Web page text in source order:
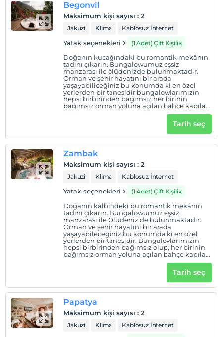
Ölüdeniz ve Kıdrak Plajı'na 3 km. mesafededir.
Haritada Göster
Otel koşulları
En erken saat 14:30 ve sonrası
Evcil Hayvan
Evcil hayvan barınabilir
Sigara
Odalarda sigara içilmez
Tesisimizde 16 yaş altı çocuklar konaklayamaz
Begonvil
Maksimum kişi sayısı : 2
Jakuzi Klima Kablosuz İnternet
Yatak seçenekleri (1 Adet) Çift Kişilik
Doğanın kucağındaki bu romantik mekânın
tadını çıkarın. Bungalowumuz eşsiz
manzarası ile ölüdenizde bulunmaktadır.
Orman ve şehir hayatını bir arada
yaşayabiliceğiniz bu konumda ki en özel
yerlerden bir tanesidir bungalowlarımızın
hepsi birbirinden bağımsız her birinin
bağımsız orman yoluna açılan bahçe kapıları
da mevcuttur doğa ile iç içe sabah kalkıp
orman yürüyüşü ile Hisarönüne, ovacığa
gidebiliceğiniz tercihen yürüyerek ölüdenize
inebiliceğini tam merkez noktadadır.
Tarih seç
Zambak
Maksimum kişi sayısı : 2
Jakuzi Klima Kablosuz İnternet
Yatak seçenekleri (1 Adet) Çift Kişilik
Doğanın kalbindeki bu romantik mekânın
tadını çıkarın. Bungalowumuz eşsiz
manzarası ile Ölüdeniz’de bulunmaktadır.
Orman ve şehir hayatını bir arada
yaşayabileceğiniz bu konumda ki en özel
yerlerden bir tanesidir. Bungalovlarımızın
hepsi birbirinden bağımsız olup, her birinin
bağımsız orman yoluna açılan bahçe kapıları
da mevcuttur. Doğa ile iç içe olup, sabah
kalkıp orman yürüyüşü ile Hisarönü’ne,
Ovacık’a gidebiliceğiniz tercihen yürüyerek
Ölüdenize inebiliceğiniz tam merkez
noktadadır.
Tarih seç
Papatya
Maksimum kişi sayısı : 2
Jakuzi Klima Kablosuz İnternet